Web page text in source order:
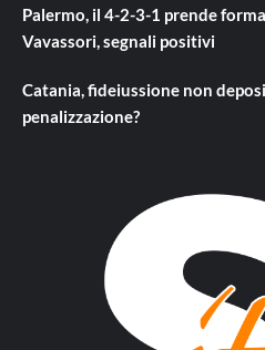
Palermo, il 4-2-3-1 prende
Vavassori, segnali positivi
Catania, fideiussione non
penalizzazione?